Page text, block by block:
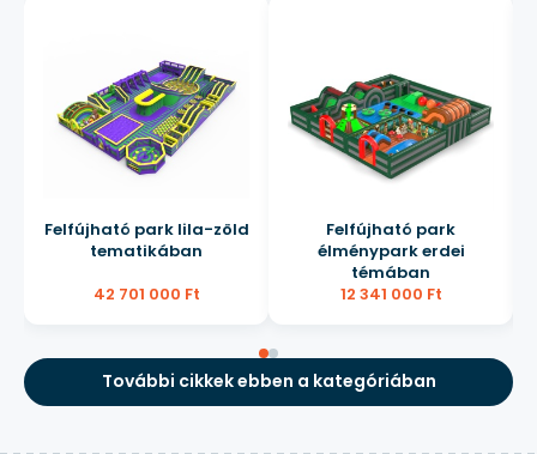
Felfújható park lila-zöld
tematikában
42 701 000 Ft
Felfújható park
élménypark erdei
témában
12 341 000 Ft
További cikkek ebben a kategóriában